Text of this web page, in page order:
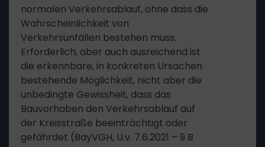
normalen Verkehrsablauf, ohne dass die
Wahrscheinlichkeit von
Verkehrsunfällen bestehen muss.
Erforderlich, aber auch ausreichend ist
die erkennbare, in konkreten Ursachen
bestehende Möglichkeit, nicht aber die
unbedingte Gewissheit, dass das
Bauvorhaben den Verkehrsablauf auf
der Kreisstraße beeinträchtigt oder
gefährdet (BayVGH, U.v. 7.6.2021 – 9 B